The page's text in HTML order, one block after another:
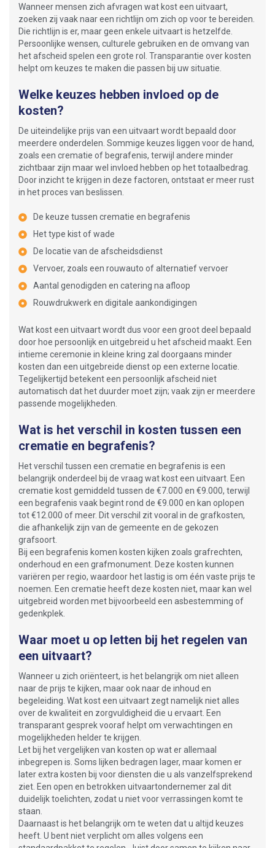
Wanneer mensen zich afvragen wat kost een uitvaart,
zoeken zij vaak naar een richtlijn om zich op voor te bereiden.
Die richtlijn is er, maar geen enkele uitvaart is hetzelfde.
Persoonlijke wensen, culturele gebruiken en de omvang van
het afscheid spelen een grote rol. Transparantie over kosten
helpt om keuzes te maken die passen bij uw situatie.
Welke keuzes hebben invloed op de
kosten?
De uiteindelijke prijs van een uitvaart wordt bepaald door
meerdere onderdelen. Sommige keuzes liggen voor de hand,
zoals een crematie of begrafenis, terwijl andere minder
zichtbaar zijn maar wel invloed hebben op het totaalbedrag.
Door inzicht te krijgen in deze factoren, ontstaat er meer rust
in het proces van beslissen.
De keuze tussen crematie en begrafenis
Het type kist of wade
De locatie van de afscheidsdienst
Vervoer, zoals een rouwauto of alternatief vervoer
Aantal genodigden en catering na afloop
Rouwdrukwerk en digitale aankondigingen
Wat kost een uitvaart wordt dus voor een groot deel bepaald
door hoe persoonlijk en uitgebreid u het afscheid maakt. Een
intieme ceremonie in kleine kring zal doorgaans minder
kosten dan een uitgebreide dienst op een externe locatie.
Tegelijkertijd betekent een persoonlijk afscheid niet
automatisch dat het duurder moet zijn; vaak zijn er meerdere
passende mogelijkheden.
Wat is het verschil in kosten tussen een
crematie en begrafenis?
Het verschil tussen een crematie en begrafenis is een
belangrijk onderdeel bij de vraag wat kost een uitvaart. Een
crematie kost gemiddeld tussen de €7.000 en €9.000, terwijl
een begrafenis vaak begint rond de €9.000 en kan oplopen
tot €12.000 of meer. Dit verschil zit vooral in de grafkosten,
die afhankelijk zijn van de gemeente en de gekozen
grafsoort.
Bij een begrafenis komen kosten kijken zoals grafrechten,
onderhoud en een grafmonument. Deze kosten kunnen
variëren per regio, waardoor het lastig is om één vaste prijs te
noemen. Een crematie heeft deze kosten niet, maar kan wel
uitgebreid worden met bijvoorbeeld een asbestemming of
gedenkplek.
Waar moet u op letten bij het regelen van
een uitvaart?
Wanneer u zich oriënteert, is het belangrijk om niet alleen
naar de prijs te kijken, maar ook naar de inhoud en
begeleiding. Wat kost een uitvaart zegt namelijk niet alles
over de kwaliteit en zorgvuldigheid die u ervaart. Een
transparant gesprek vooraf helpt om verwachtingen en
mogelijkheden helder te krijgen.
Let bij het vergelijken van kosten op wat er allemaal
inbegrepen is. Soms lijken bedragen lager, maar komen er
later extra kosten bij voor diensten die u als vanzelfsprekend
ziet. Een open en betrokken uitvaartondernemer zal dit
duidelijk toelichten, zodat u niet voor verrassingen komt te
staan.
Daarnaast is het belangrijk om te weten dat u altijd keuzes
heeft. U bent niet verplicht om alles volgens een